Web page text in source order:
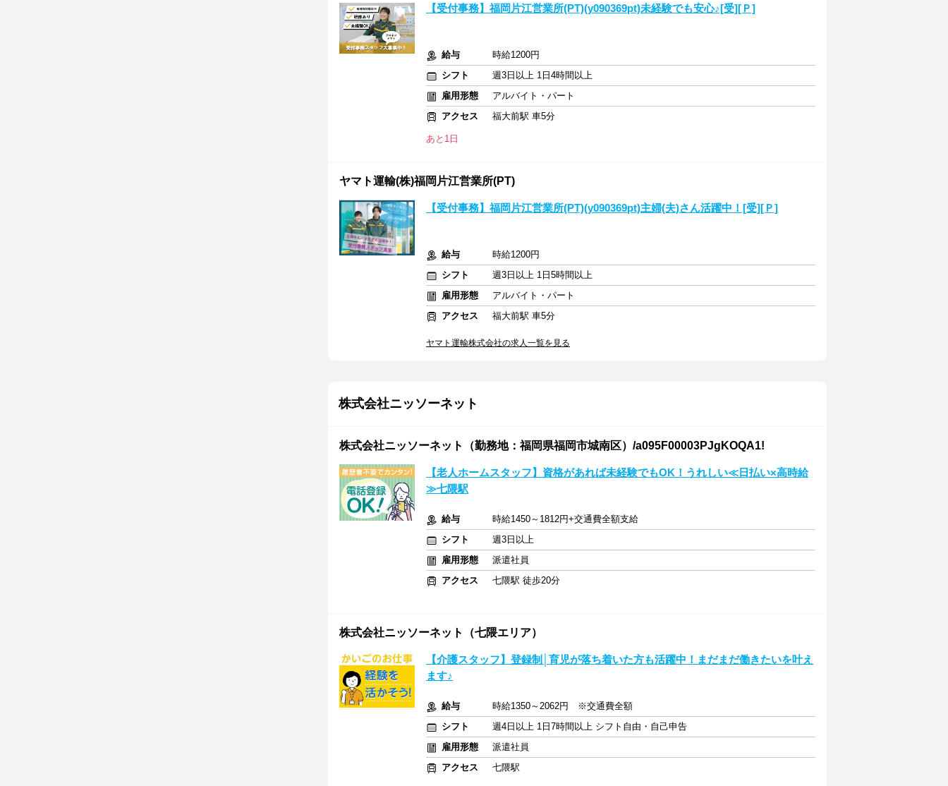
【受付事務】福岡片江営業所(PT)(y090369pt)未経験でも安心♪[受][Ｐ]
給与
時給1200円
シフト
週3日以上 1日4時間以上
雇用形態
アルバイト・パート
アクセス
福大前駅 車5分
あと1日
ヤマト運輸(株)福岡片江営業所(PT)
【受付事務】福岡片江営業所(PT)(y090369pt)主婦(夫)さん活躍中！[受][Ｐ]
給与
時給1200円
シフト
週3日以上 1日5時間以上
雇用形態
アルバイト・パート
アクセス
福大前駅 車5分
ヤマト運輸株式会社の求人一覧を見る
株式会社ニッソーネット
株式会社ニッソーネット（勤務地：福岡県福岡市城南区）/a095F00003PJgKOQA1!
【老人ホームスタッフ】資格があれば未経験でもOK！うれしい≪日払い×高時給
≫七隈駅
給与
時給1450～1812円+交通費全額支給
シフト
週3日以上
雇用形態
派遣社員
アクセス
七隈駅 徒歩20分
株式会社ニッソーネット（七隈エリア）
【介護スタッフ】登録制│育児が落ち着いた方も活躍中！まだまだ働きたいを叶え
ます♪
給与
時給1350～2062円 ※交通費全額
シフト
週4日以上 1日7時間以上 シフト自由・自己申告
雇用形態
派遣社員
アクセス
七隈駅